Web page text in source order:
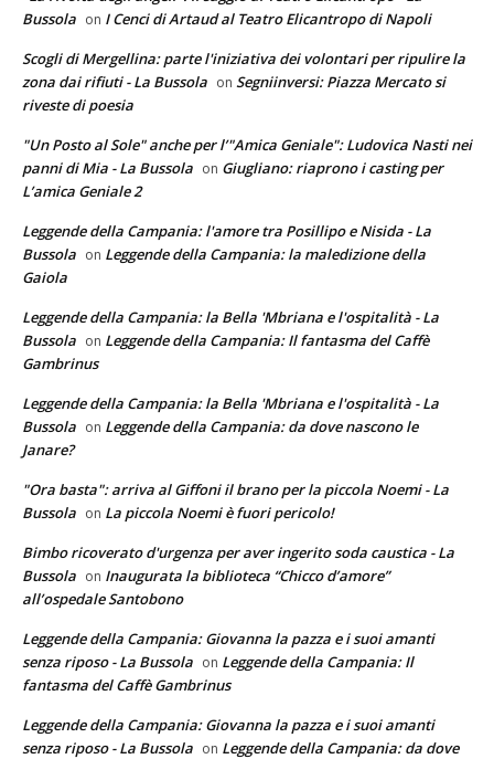
Bussola on I Cenci di Artaud al Teatro Elicantropo di Napoli
Scogli di Mergellina: parte l'iniziativa dei volontari per ripulire la
zona dai rifiuti - La Bussola on Segniinversi: Piazza Mercato si
riveste di poesia
"Un Posto al Sole" anche per l’"Amica Geniale": Ludovica Nasti nei
panni di Mia - La Bussola on Giugliano: riaprono i casting per
L’amica Geniale 2
Leggende della Campania: l'amore tra Posillipo e Nisida - La
Bussola on Leggende della Campania: la maledizione della
Gaiola
Leggende della Campania: la Bella 'Mbriana e l'ospitalità - La
Bussola on Leggende della Campania: Il fantasma del Caffè
Gambrinus
Leggende della Campania: la Bella 'Mbriana e l'ospitalità - La
Bussola on Leggende della Campania: da dove nascono le
Janare?
"Ora basta": arriva al Giffoni il brano per la piccola Noemi - La
Bussola on La piccola Noemi è fuori pericolo!
Bimbo ricoverato d'urgenza per aver ingerito soda caustica - La
Bussola on Inaugurata la biblioteca “Chicco d’amore”
all’ospedale Santobono
Leggende della Campania: Giovanna la pazza e i suoi amanti
senza riposo - La Bussola on Leggende della Campania: Il
fantasma del Caffè Gambrinus
Leggende della Campania: Giovanna la pazza e i suoi amanti
senza riposo - La Bussola on Leggende della Campania: da dove